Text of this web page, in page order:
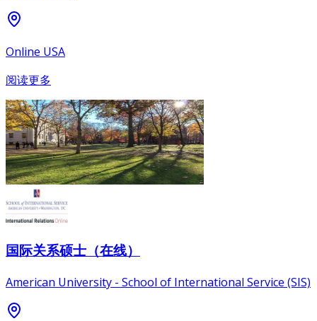
Online USA
阅读更多
国际关系硕士（在线）
American University - School of International Service (SIS)